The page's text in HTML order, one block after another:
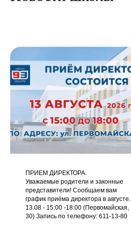
ПРИЕМ ДИРЕКТОРА.
Уважаемые родители и законные
представители! Сообщаем вам
график приёма директора в августе.
13.08 - 15:00 -18:00 (Первомайская,
30) Запись по телефону: 611-13-80